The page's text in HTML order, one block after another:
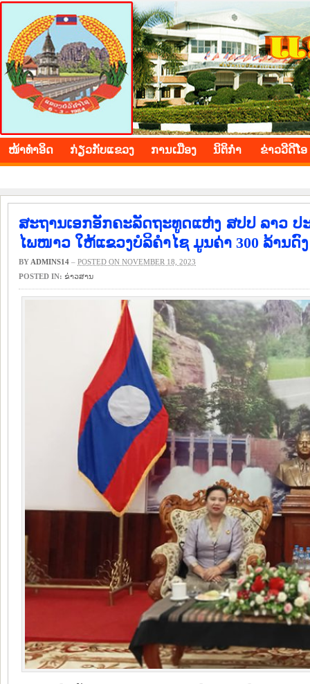
BOLIKHAMXAY PROVINCE
ໜ້າ​ທຳ​ອິດ ​ກ່ຽວ​ກັບ​ແຂວງ ​ການ​ເມືອງ ນິ​ຕິ​ກຳ ຂ່າວ​ວີ​ດີ​ໂອ
ສະຖານເອກອັກຄະລັດຖະທູດແຫ່ງ ສປປ ລາວ
ໄພໜາວ ໃຫ້ແຂວງບໍລິຄຳໄຊ ມູນຄ່າ 300 ລ້ານດົງ
BY ADMINS14 – POSTED ON NOVEMBER 18, 2023
POSTED IN: ​ຂ່າວ​ສານ